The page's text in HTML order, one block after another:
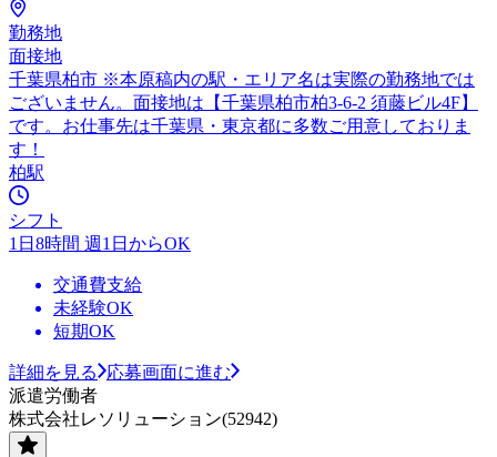
勤務地
面接地
千葉県柏市 ※本原稿内の駅・エリア名は実際の勤務地では
ございません。面接地は【千葉県柏市柏3-6-2 須藤ビル4F】
です。お仕事先は千葉県・東京都に多数ご用意しておりま
す！
柏駅
シフト
1日8時間 週1日からOK
交通費支給
未経験OK
短期OK
詳細を見る
応募画面に進む
派遣労働者
株式会社レソリューション(52942)